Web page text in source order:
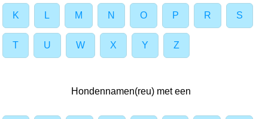
K L M N O P R S
T U W X Y Z
Hondennamen(reu) met een